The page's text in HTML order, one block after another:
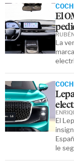
El
La
El
le